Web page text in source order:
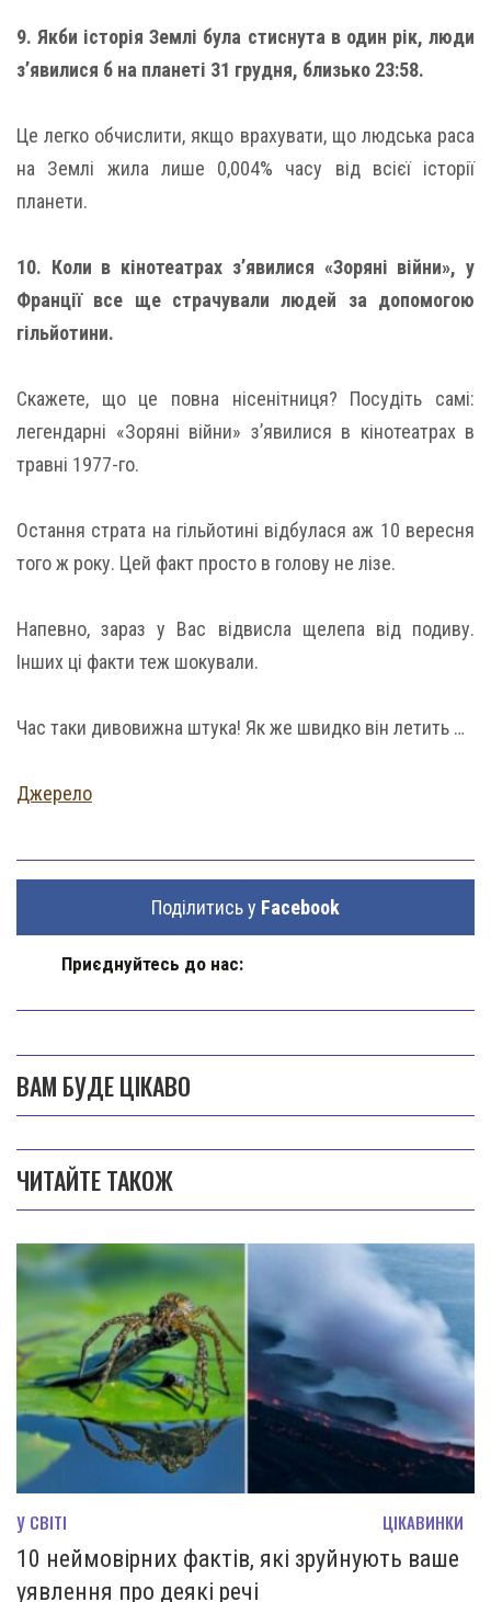
9. Якби історія Землі була стиснута в один рік, люди
з’явилися б на планеті 31 грудня, близько 23:58.
Це легко обчислити, якщо врахувати, що людська раса
на Землі жила лише 0,004% часу від всієї історії
планети.
10. Коли в кінотеатрах з’явилися «Зоряні війни», у
Франції все ще страчували людей за допомогою
гільйотини.
Скажете, що це повна нісенітниця? Посудіть самі:
легендарні «Зоряні війни» з’явилися в кінотеатрах в
травні 1977-го.
Остання страта на гільйотині відбулася аж 10 вересня
того ж року. Цей факт просто в голову не лізе.
Напевно, зараз у Вас відвисла щелепа від подиву.
Інших ці факти теж шокували.
Час таки дивовижна штука! Як же швидко він летить …
Джерело
Поділитись у Facebook
Приєднуйтесь до нас:
ВАМ БУДЕ ЦІКАВО
ЧИТАЙТЕ ТАКОЖ
У СВІТІ ЦІКАВИНКИ
10 неймовірних фактів, які зруйнують ваше
уявлення про деякі речі